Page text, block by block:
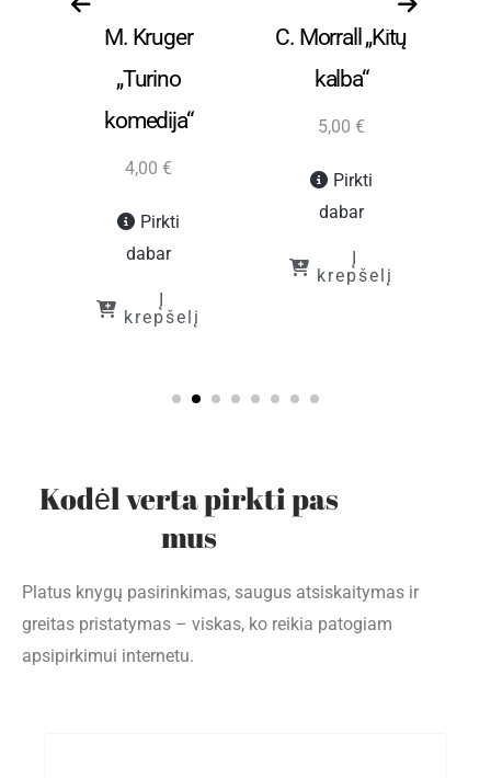
Grožinė literatūra
M. Kruger
„Turino
komedija“
4,00 €
Pirkti
dabar
krepšelį
Grožinė literatūra
C. Morrall „Kitų
kalba“
5,00 €
Pirkti
dabar
krepšelį
Kodėl verta pirkti pas
mus
Platus knygų pasirinkimas, saugus atsiskaitymas ir
greitas pristatymas – viskas, ko reikia patogiam
apsipirkimui internetu.